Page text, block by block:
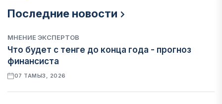
Последние новости
МНЕНИЕ ЭКСПЕРТОВ
Что будет с тенге до конца года - прогноз
финансиста
07 ТАМЫЗ, 2026